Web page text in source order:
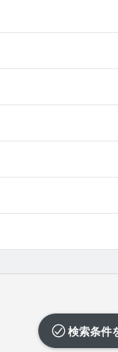
検索条件